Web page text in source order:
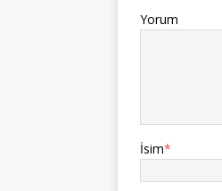
Yorum
İsim*